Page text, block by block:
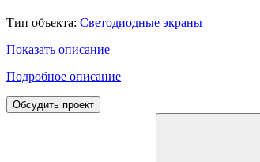
Тип объекта: Светодиодные экраны
Показать описание
Подробное описание
Обсудить проект